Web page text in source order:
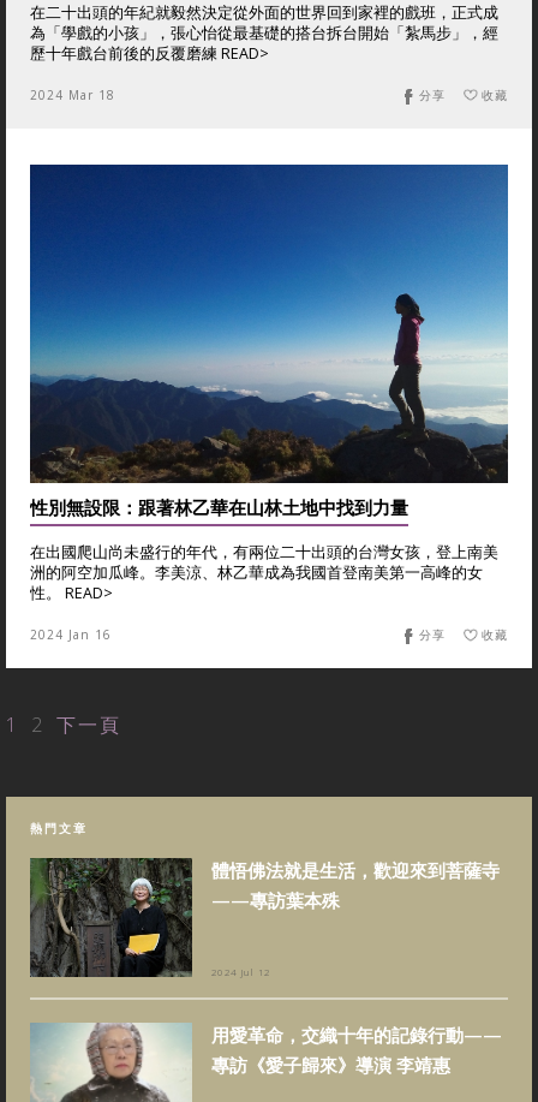
在二十出頭的年紀就毅然決定從外面的世界回到家裡的戲班，正式成
為「學戲的小孩」，張心怡從最基礎的搭台拆台開始「紮馬步」，經
歷十年戲台前後的反覆磨練 READ>
2024 Mar 18 收藏
分享
性別無設限：跟著林乙華在山林土地中找到力量
在出國爬山尚未盛行的年代，有兩位二十出頭的台灣女孩，登上南美
洲的阿空加瓜峰。李美涼、林乙華成為我國首登南美第一高峰的女
性。 READ>
2024 Jan 16 收藏
分享
1 2 下一頁
熱門文章
體悟佛法就是生活，歡迎來到菩薩寺
——專訪葉本殊
2024 Jul 12
用愛革命，交織十年的記錄行動——
專訪《愛子歸來》導演 李靖惠